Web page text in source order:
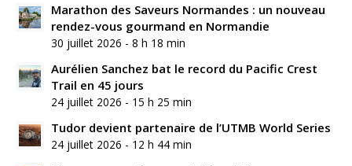
Marathon des Saveurs Normandes : un nouveau
rendez-vous gourmand en Normandie
30 juillet 2026 - 8 h 18 min
Aurélien Sanchez bat le record du Pacific Crest
Trail en 45 jours
24 juillet 2026 - 15 h 25 min
Tudor devient partenaire de l’UTMB World Series
24 juillet 2026 - 12 h 44 min